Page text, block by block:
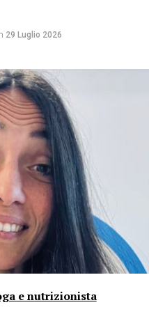
29 Luglio 2026
e nutrizionista